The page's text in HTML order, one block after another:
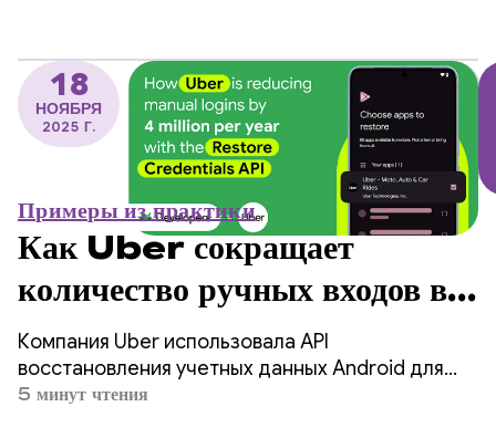
Manager в Android.
18
НОЯБРЯ
2025 Г.
Примеры из практики
Как Uber сокращает
количество ручных входов в
систему на 4 миллиона в год
благодаря API
восстановления учетных
Компания Uber использовала API
восстановления учетных данных Android для
упрощения входа в систему на новых
5 минут чтения